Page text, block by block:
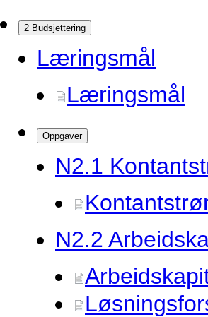
2 Budsjettering
Læringsmål
Læringsmål
Oppgaver
N2.1
N2.2